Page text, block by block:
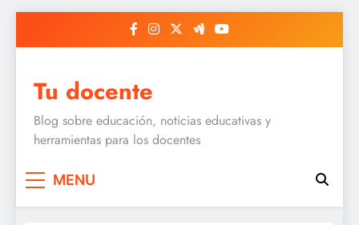
Tu docente
Blog sobre educación, noticias educativas y
herramientas para los docentes
MENU